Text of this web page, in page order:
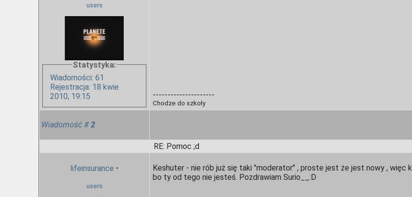
users
Statystyka:
Wiadomości: 61
Rejestracja: 18 kwie
2010, 19:15
---------------------
Chodze do szkoły
Wiadomość # 2
RE: Pomoc ;d
lifeinsurance •
users
Keshuter - nie rób już się taki "moderator" , proste jest że jest nowy , więc
bo ty od tego nie jesteś. Pozdrawiam Surio__:D